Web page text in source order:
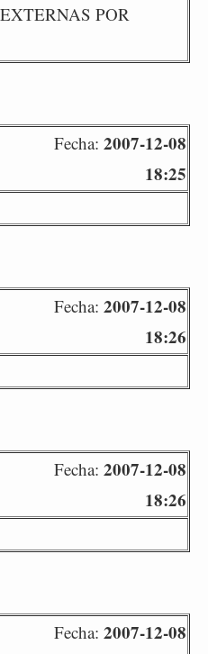
POR
Fecha: 2007-12-08
18:25
Fecha: 2007-12-08
18:26
Fecha: 2007-12-08
18:26
Fecha: 2007-12-08